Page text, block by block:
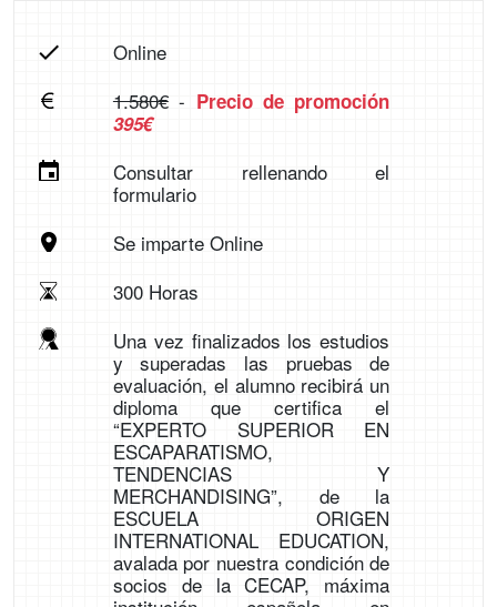
Online
1.580€- Precio de promoción
395€
Consultar rellenando el
formulario
Se imparte Online
300 Horas
Una vez finalizados los estudios
y superadas las pruebas de
evaluación, el alumno recibirá un
diploma que certifica el
“EXPERTO SUPERIOR EN
ESCAPARATISMO,
TENDENCIAS Y
MERCHANDISING”, de la
ESCUELA ORIGEN
INTERNATIONAL EDUCATION,
avalada por nuestra condición de
socios de la CECAP, máxima